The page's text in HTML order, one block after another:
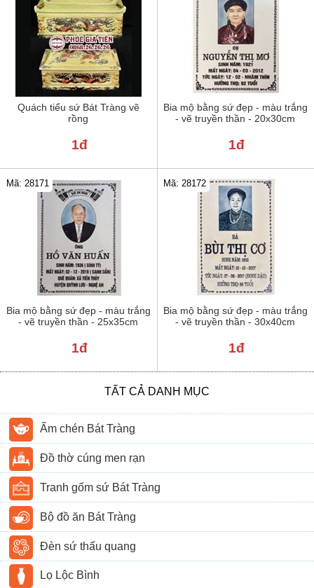
Quách tiểu sứ Bát Tràng vẽ
rồng
1đ
Bia mộ bằng sứ đẹp - màu trắng
- vẽ truyền thần - 20x30cm
1đ
Bia mộ bằng sứ đẹp - màu trắng
- vẽ truyền thần - 25x35cm
Mã: 28171
1đ
Bia mộ bằng sứ đẹp - màu trắng
- vẽ truyền thần - 30x40cm
Mã: 28172
1đ
TẤT CẢ DANH MỤC
Ấm chén Bát Tràng
Đồ thờ cúng men rạn
Tranh gốm sứ Bát Tràng
Bộ đồ ăn Bát Tràng
Đèn sứ thấu quang
Lọ Lộc Bình